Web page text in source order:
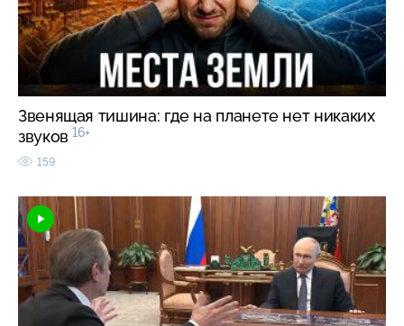
Звенящая тишина: где на планете нет никаких
звуков 16+
159